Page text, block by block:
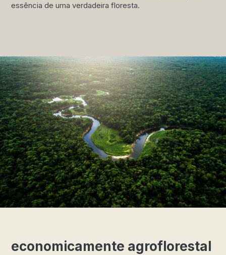
essência de uma verdadeira floresta.
economicamente agroflorestal